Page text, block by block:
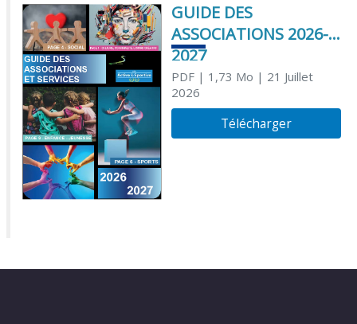
GUIDE DES
ASSOCIATIONS 2026-
2027
PDF| 1,73 Mo | 21 Juillet
2026
Télécharger